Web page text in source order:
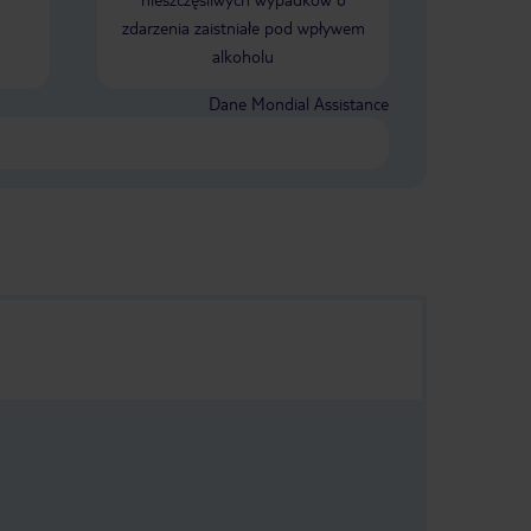
zdarzenia zaistniałe pod wpływem
alkoholu
Dane Mondial Assistance